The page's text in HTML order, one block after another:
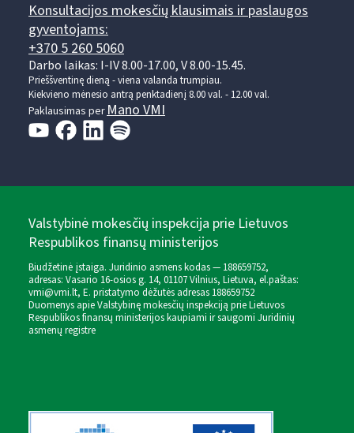
Konsultacijos mokesčių klausimais ir paslaugos
gyventojams:
+370 5 260 5060
Darbo laikas: I-IV 8.00-17.00, V 8.00-15.45.
Prieššventinę dieną - viena valanda trumpiau.
Kiekvieno mėnesio antrą penktadienį 8.00 val. - 12.00 val.
Paklausimas perMano VMI
Valstybinė mokesčių inspekcija prie Lietuvos
Respublikos finansų ministerijos
Biudžetinė įstaiga. Juridinio asmens kodas — 188659752,
adresas: Vasario 16-osios g. 14, 01107 Vilnius, Lietuva, el.paštas:
vmi@vmi.lt, E. pristatymo dėžutės adresas 188659752
Duomenys apie Valstybinę mokesčių inspekciją prie Lietuvos
Respublikos finansų ministerijos kaupiami ir saugomi Juridinių
asmenų registre